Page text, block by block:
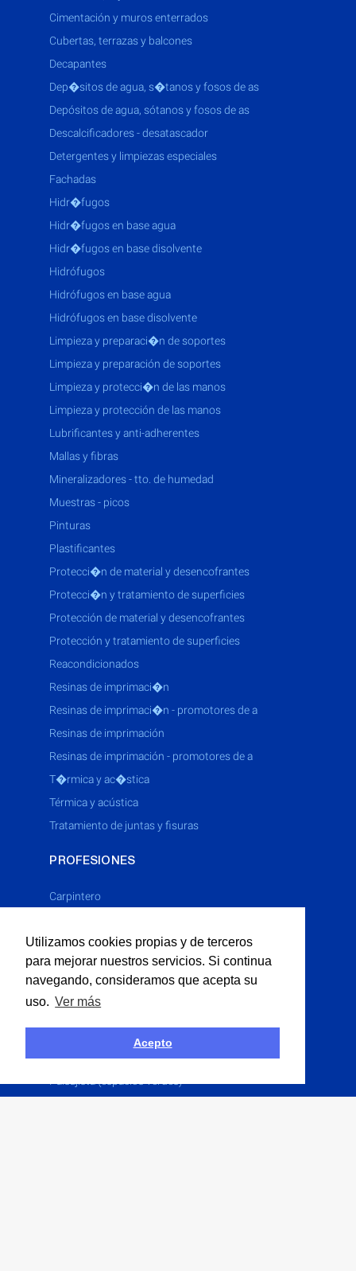
Utilizamos cookies propias y de terceros
para mejorar nuestros servicios. Si continua
navegando, consideramos que acepta su
uso. Ver más
Acepto
cimentación y muros enterrados
cubertas, terrazas y balcones
decapantes
dep�sitos de agua, s�tanos y fosos de as
depósitos de agua, sótanos y fosos de as
descalcificadores - desatascador
detergentes y limpiezas especiales
fachadas
hidr�fugos
hidr�fugos en base agua
hidr�fugos en base disolvente
hidrófugos
hidrófugos en base agua
hidrófugos en base disolvente
limpieza y preparaci�n de soportes
limpieza y preparación de soportes
limpieza y protecci�n de las manos
limpieza y protección de las manos
lubrificantes y anti-adherentes
mallas y fibras
mineralizadores - tto. de humedad
muestras - picos
pinturas
plastificantes
protecci�n de material y desencofrantes
protecci�n y tratamiento de superficies
protección de material y desencofrantes
protección y tratamiento de superficies
reacondicionados
resinas de imprimaci�n
resinas de imprimaci�n - promotores de a
resinas de imprimación
resinas de imprimación - promotores de a
t�rmica y ac�stica
térmica y acústica
tratamiento de juntas y fisuras
PROFESIONES
Carpintero
Electricista
Fontanero
Limpieza Industrial
Multiservicios
Obras Públicas